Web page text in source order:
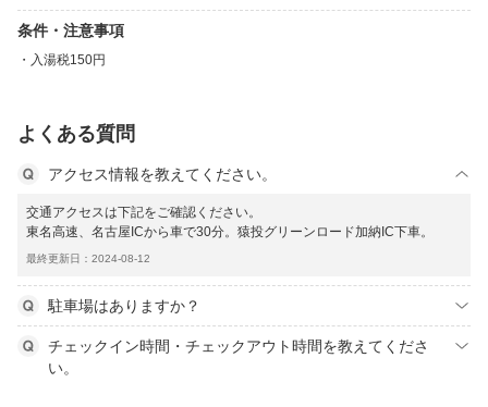
条件・注意事項
入湯税150円
よくある質問
アクセス情報を教えてください。
交通アクセスは下記をご確認ください。
東名高速、名古屋ICから車で30分。猿投グリーンロード加納IC下車。
最終更新日：2024-08-12
駐車場はありますか？
チェックイン時間・チェックアウト時間を教えてくださ
い。